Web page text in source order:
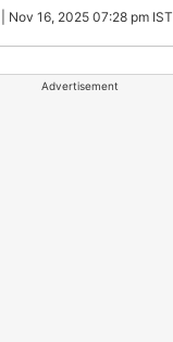
Nov 16, 2025 07:28 pm IST
Advertisement